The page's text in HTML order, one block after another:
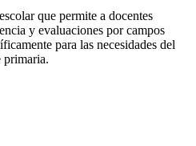
que permite a docentes
y evaluaciones por campos
para las necesidades del
primaria.